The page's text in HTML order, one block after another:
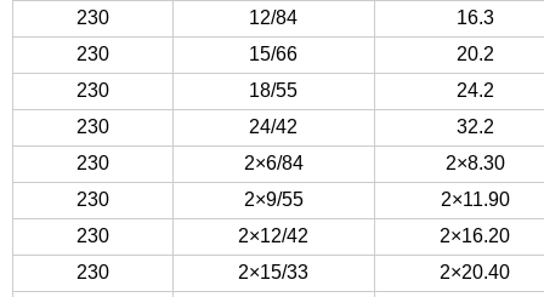
230
12/84
16.3
230
15/66
20.2
230
18/55
24.2
230
24/42
32.2
230
2×6/84
2×8.30
230
2×9/55
2×11.90
230
2×12/42
2×16.20
230
2×15/33 2×20.40